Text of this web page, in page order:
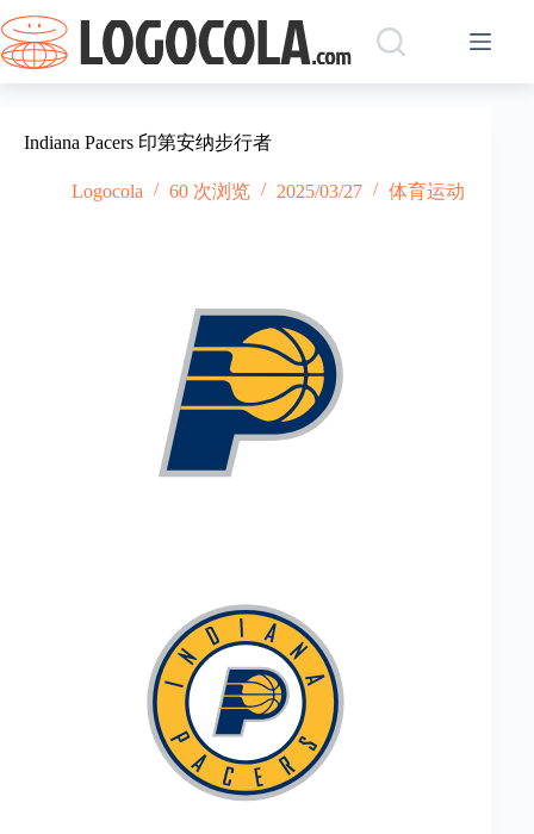
过
内
容
Indiana Pacers 印第安纳步行者
Logocola 60 次浏览 2025/03/27 体育运动